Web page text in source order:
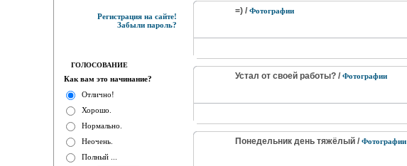
Регистрация на сайте!
Забыли пароль?
ГОЛОСОВАНИЕ
Как вам это начинание?
Отлично!
Хорошо.
Нормально.
Неочень.
Полный ...
=) / Фотографии
Устал от своей работы? / Фотографии
Понедельник день тяжёлый / Фотографии